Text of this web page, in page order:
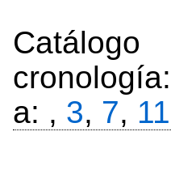
a: , 3, 7, 11